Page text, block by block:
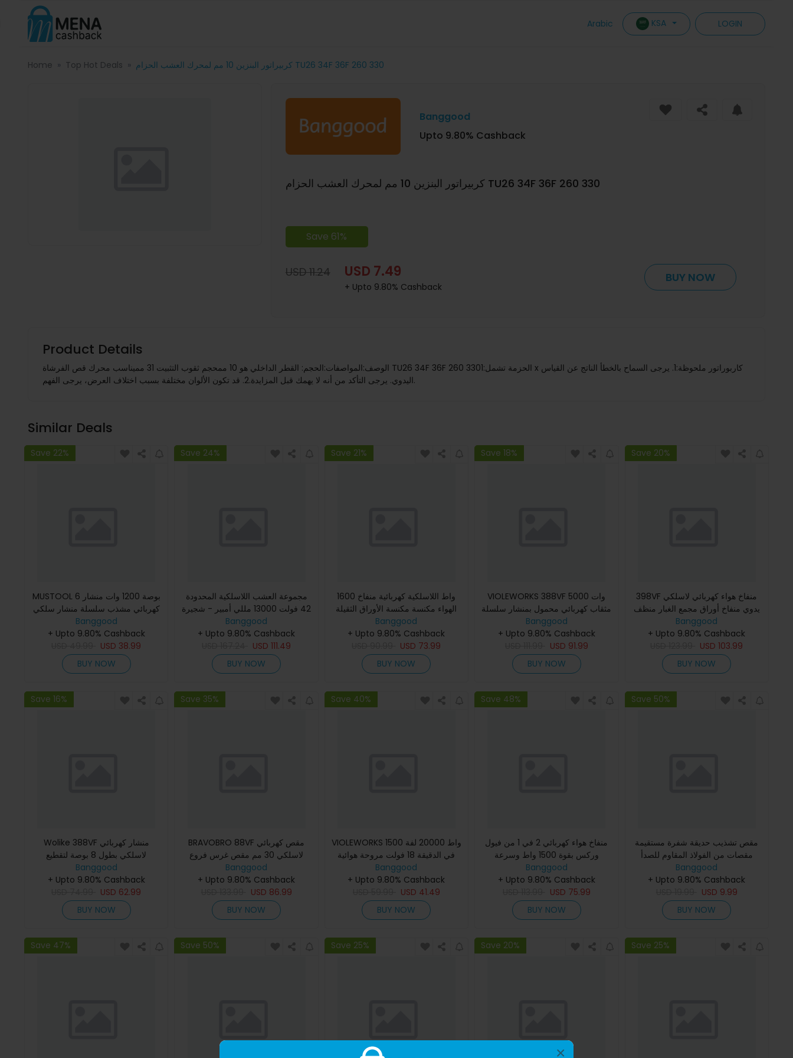
×
Arabic KSA LOGIN
Home Top Hot Deals كربيراتور البنزين 10 مم لمحرك العشب الحزام TU26 34F 36F 260 330
Banggood
Upto 9.80% Cashback
كربيراتور البنزين 10 مم لمحرك العشب الحزام TU26 34F 36F 260 330
Save 61%
USD 11.24 USD 7.49
+ Upto 9.80% Cashback
BUY NOW
Product Details
الوصف:المواصفات:الحجم: القطر الداخلي هو 10 ممحجم ثقوب التثبيت 31 مميناسب محرك قص الفرشاة TU26 34F 36F 260 330الحزمة تشمل:1 x كاربوراتور ملحوظة:1. يرجى السماح بالخطأ الناتج عن القياس
اليدوي. يرجى التأكد من أنه لا يهمك قبل المزايدة.2. قد تكون الألوان مختلفة بسبب اختلاف العرض، يرجى الفهم.
Similar Deals
Save 22%
MUSTOOL 6 بوصة 1200 وات منشار
كهربائي مشذب سلسلة منشار سلكي
قاطع خشبي لاسلكي أداة النجارة W/
لا/ 1 جهاز كمبيوتر شخصى / 2
Banggood
+ Upto 9.80% Cashback
USD 38.99
BUY NOW
Save 24%
مجموعة العشب اللاسلكية المحدودة
42 فولت 13000 مللي أمبير - شجيرة
القص العشب الهيكلي المقص - جزازة
العشب - آلة التقليم ال
Banggood
+ Upto 9.80% Cashback
USD111.49
BUY NOW
Save 21%
1600 واط اللاسلكية كهربائية منفاخ
الهواء مكنسة مكنسة الأوراق الثقيلة
نفخ وشفط أداة مع 1/2 بطارية
Banggood
+ Upto 9.80% Cashback
USD 73.99
BUY NOW
Save 18%
VIOLEWORKS 388VF 5000 وات
مثقاب كهربائي محمول بمنشار سلسلة
بطارية شحن أدوات قوة النجارة أداة
قطع الخشب بمقاس 12 بوصة مع
Banggood
+ Upto 9.80% Cashback
USD 91.99
BUY NOW
Save 20%
398VF منفاخ هواء كهربائي لاسلكي
يدوي منفاخ أوراق مجمع الغبار منظف
حديقة أداة طاقة
Banggood
+ Upto 9.80% Cashback
USD103.99
BUY NOW
Save 16%
Wolike 388VF منشار كهربائي
لاسلكي بطول 8 بوصة لتقطيع
الأخشاب بيد واحدة أدوات قوة الحديقة
Banggood
+ Upto 9.80% Cashback
USD 62.99
BUY NOW
Save 35%
BRAVOBRO 88VF مقص كهربائي
لاسلكي 30 مم مقص غرس فروع
قطعة / 2 قطعة لـ MakitaEU/US
Plug
Banggood
+ Upto 9.80% Cashback
USD 86.99
BUY NOW
Save 40%
VIOLEWORKS 1500 واط 20000 لفة
في الدقيقة 18 فولت مروحة هوائية
كهربائية نوعية منفاخ يدوي لتنظيف
الغبار
Banggood
+ Upto 9.80% Cashback
USD 41.49
BUY NOW
Save 48%
منفاخ هواء كهربائي 2 في 1 من فيول
وركس بقوة 1500 واط وسرعة
20000 دورة في الدقيقة ومكنسة
كهربائية يدوية لتنظيف الغبار
Banggood
+ Upto 9.80% Cashback
USD 75.99
BUY NOW
Save 50%
مقص تشذيب حديقة شفرة مستقيمة
مقصات من الفولاذ المقاوم للصدأ
لأدوات القطع المرنة لجز الشجيرات
منزلية قص ورق الأوراق الفرو
Banggood
+ Upto 9.80% Cashback
USD 9.99
BUY NOW
Save 47% Save 50% Save 25% Save 20% Save 25%